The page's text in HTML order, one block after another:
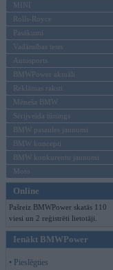
MINI
Rolls-Royce
Pasākumi
Vadāmības tests
Autosports
BMWPower aktuāli
Reklāmas raksti
Mēneša BMW
Sērijveida tūnings
BMW pasaules jaunumi
BMW koncepti
BMW konkurentu jaunumi
Moto
Online
Pašreiz BMWPower skatās 110
viesi un 2 reģistrēti lietotāji.
Ienākt BMWPower
• Pieslēgties